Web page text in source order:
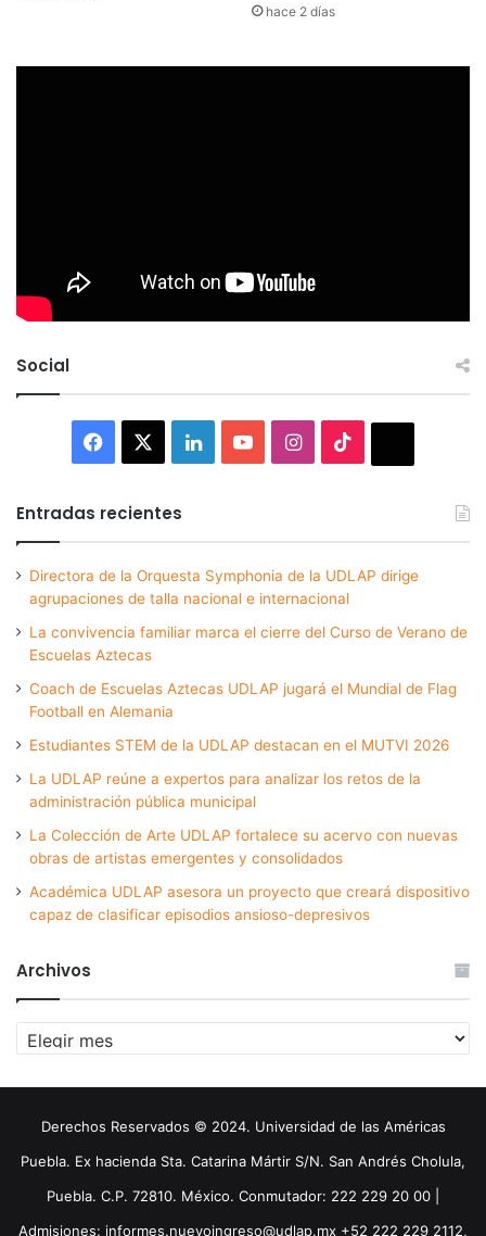
hace 2 días
Social
Facebook LinkedInYouTubeInstagram
Entradas recientes
Directora de la Orquesta Symphonia de la UDLAP dirige
agrupaciones de talla nacional e internacional
La convivencia familiar marca el cierre del Curso de Verano de
Escuelas Aztecas
Coach de Escuelas Aztecas UDLAP jugará el Mundial de Flag
Football en Alemania
Estudiantes STEM de la UDLAP destacan en el MUTVI 2026
La UDLAP reúne a expertos para analizar los retos de la
administración pública municipal
La Colección de Arte UDLAP fortalece su acervo con nuevas
obras de artistas emergentes y consolidados
Académica UDLAP asesora un proyecto que creará dispositivo
capaz de clasificar episodios ansioso-depresivos
Archivos
Archivos
Derechos Reservados © 2024. Universidad de las Américas
Puebla. Ex hacienda Sta. Catarina Mártir S/N. San Andrés Cholula,
Puebla. C.P. 72810. México. Conmutador: 222 229 20 00 |
Admisiones: informes.nuevoingreso@udlap.mx +52 222 229 2112,